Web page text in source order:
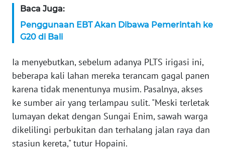
Baca Juga:
Penggunaan EBT Akan Dibawa Pemerintah ke
G20 di Bali
Ia menyebutkan, sebelum adanya PLTS irigasi ini,
beberapa kali lahan mereka terancam gagal panen
karena tidak menentunya musim. Pasalnya, akses
ke sumber air yang terlampau sulit. "Meski terletak
lumayan dekat dengan Sungai Enim, sawah warga
dikelilingi perbukitan dan terhalang jalan raya dan
stasiun kereta," tutur Hopaini.
SULTRA
WN
WN
SULTENG
WN
SULBAR